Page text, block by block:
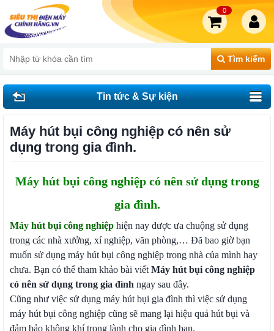
Tìm kiếm
0
Tin tức & Sự kiện
Máy hút bụi công nghiệp có nên sử
dụng trong gia đình.
Máy hút bụi công nghiệp có nên sử dụng trong
gia đình.
Máy hút bụi công nghiệp hiện nay được ưa chuộng sử dụng
trong các nhà xưởng, xí nghiệp, văn phòng,… Đã bao giờ bạn
muốn sử dụng máy hút bụi công nghiệp trong nhà của mình hay
chưa. Bạn có thể tham khảo bài viết Máy hút bụi công nghiệp
có nên sử dụng trong gia đình ngay sau đây.
Cũng như việc sử dụng máy hút bụi gia đình thì việc sử dụng
máy hút bụi công nghiệp cũng sẽ mang lại hiệu quả hút bụi và
đảm bảo không khí trong lành cho gia đình bạn.